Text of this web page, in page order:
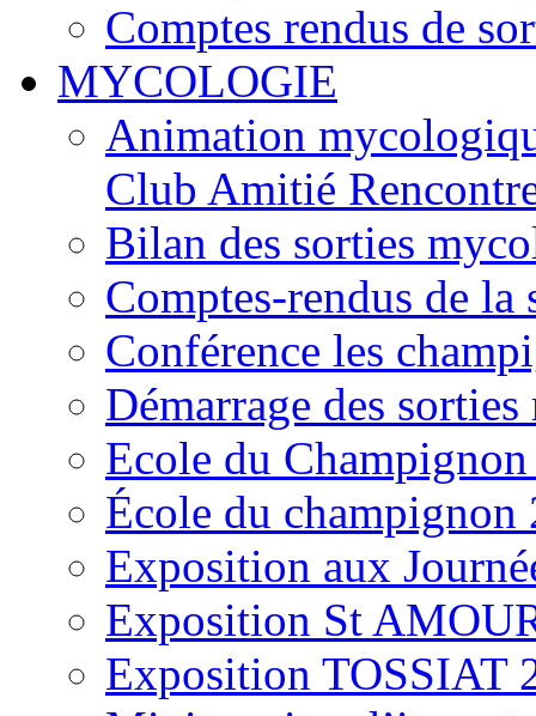
Comptes rendus de
MYCOLOGIE
Animation
Club Amitié
Bilan des sorties
Comptes-rendus de
Conférence les
Démarrage des
Ecole du
École du champignon
Exposition aux
Exposition St
Exposition TOSSIAT